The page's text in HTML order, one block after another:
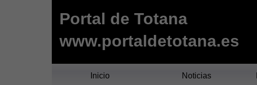
Portal de Totana
www.portaldetotana.es
Inicio Noticias